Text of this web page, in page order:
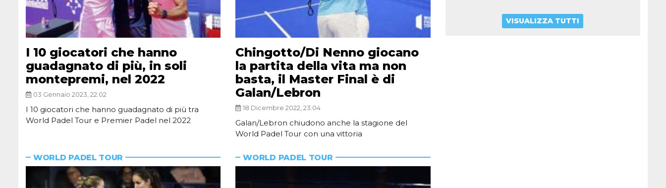
I 10 giocatori che hanno
guadagnato di più, in soli
montepremi, nel 2022
03 Gennaio 2023, 22:02
I 10 giocatori che hanno guadagnato di più tra
World Padel Tour e Premier Padel nel 2022
Chingotto/Di Nenno giocano
la partita della vita ma non
basta, il Master Final è di
Galan/Lebron
18 Dicembre 2022, 23:04
Galan/Lebron chiudono anche la stagione del
World Padel Tour con una vittoria
WORLD PADEL TOUR WORLD PADEL TOUR
VISUALIZZA TUTTI